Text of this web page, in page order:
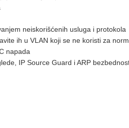
neiskorišćenih usluga i protokola
ih u VLAN koji se ne koristi za
napada
IP Source Guard i ARP